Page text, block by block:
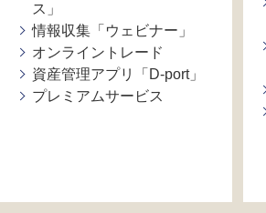
ス」
情報収集「ウェビナー」
オンライントレード
資産管理アプリ「D-port」
プレミアムサービス